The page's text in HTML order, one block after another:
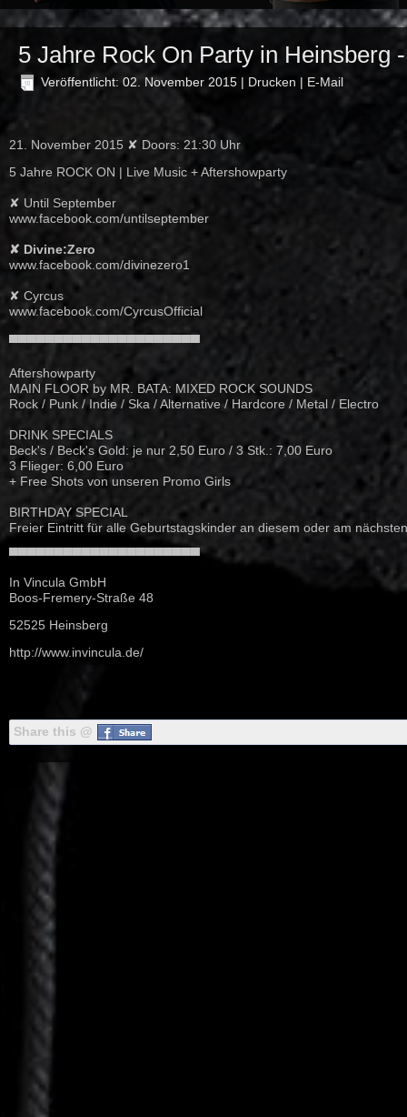
5 Jahre Rock On Party in Heinsberg
Veröffentlicht: 02. November 2015 | Drucken | E-Mail
21. November 2015 ✘ Doors: 21:30 Uhr
5 Jahre ROCK ON | Live Music + Aftershowparty
✘ Until September
www.facebook.com/untilseptember
✘ Divine:Zero
www.facebook.com/divinezero1
✘ Cyrcus
www.facebook.com/CyrcusOfficial
▀▀▀▀▀▀▀▀▀▀▀▀▀▀▀▀▀▀▀▀▀
Aftershowparty
MAIN FLOOR by MR. BATA: MIXED ROCK SOUNDS
Rock / Punk / Indie / Ska / Alternative / Hardcore / Metal / Electro
DRINK SPECIALS
Beck's / Beck's Gold: je nur 2,50 Euro / 3 Stk.: 7,00 Euro
3 Flieger: 6,00 Euro
+ Free Shots von unseren Promo Girls
BIRTHDAY SPECIAL
Freier Eintritt für alle Geburtstagskinder an diesem oder am
▀▀▀▀▀▀▀▀▀▀▀▀▀▀▀▀▀▀▀▀▀
In Vincula GmbH
Boos-Fremery-Straße 48
52525 Heinsberg
http://www.invincula.de/
Share this @